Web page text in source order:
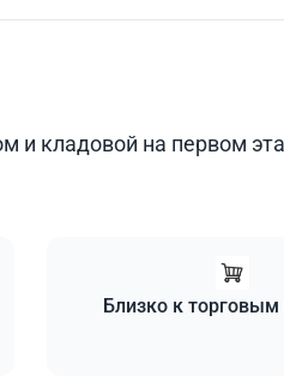
и кладовой на первом
Близко к